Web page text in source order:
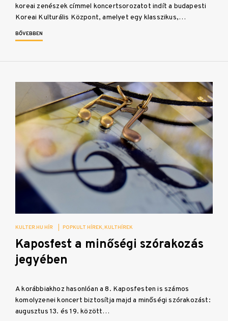
koreai zenészek címmel koncertsorozatot indít a budapesti
Koreai Kulturális Központ, amelyet egy klasszikus,…
BŐVEBBEN
KULTER.HU HÍR POPKULT HÍREK KULTHÍREK
Kaposfest a minőségi szórakozás
jegyében
A korábbiakhoz hasonlóan a 8. Kaposfesten is számos
komolyzenei koncert biztosítja majd a minőségi szórakozást:
augusztus 13. és 19. között…